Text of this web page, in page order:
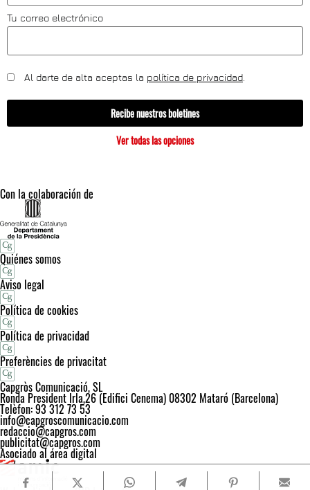
Tu correo electrónico
Al darte de alta aceptas la política de privacidad
Recibe nuestros boletines
Ver todas las opciones
Con la colaboración de
Quiénes somos
Aviso legal
Política de cookies
Política de privacidad
Preferències de privacitat
Capgròs Comunicació, SL
Ronda President Irla,26 (Edifici Cenema) 08302 Mataró (Barcelona)
Telèfon: 93 312 73 53
info@capgroscomunicacio.com
redaccio@capgros.com
publicitat@capgros.com
Asociado al área digital